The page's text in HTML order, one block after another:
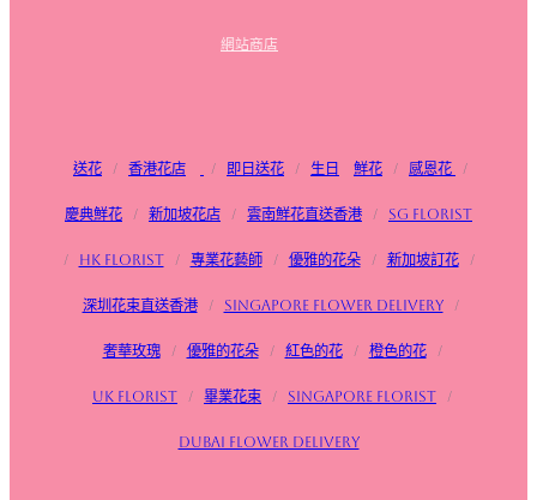
網站商店
送花 / 香港花店 / 即日送花 / 生日 鮮花 / 感恩花 /
慶典鮮花 / 新加坡花店 / 雲南鮮花直送香港 / SG FLorist
/ HK Florist / 專業花藝師 / 優雅的花朵 / 新加坡訂花 /
深圳花束直送香港 / Singapore flower delivery /
奢華玫瑰 / 優雅的花朵 / 紅色的花 / 橙色的花 /
UK Florist / 畢業花束 / Singapore Florist /
Dubai Flower Delivery